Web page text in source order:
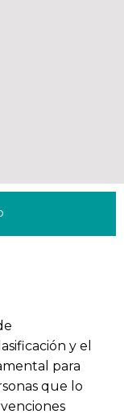
y el
para
que lo